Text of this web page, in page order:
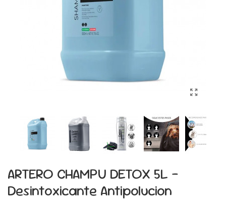
ARTERO CHAMPU DETOX 5L -
Desintoxicante Antipolucion